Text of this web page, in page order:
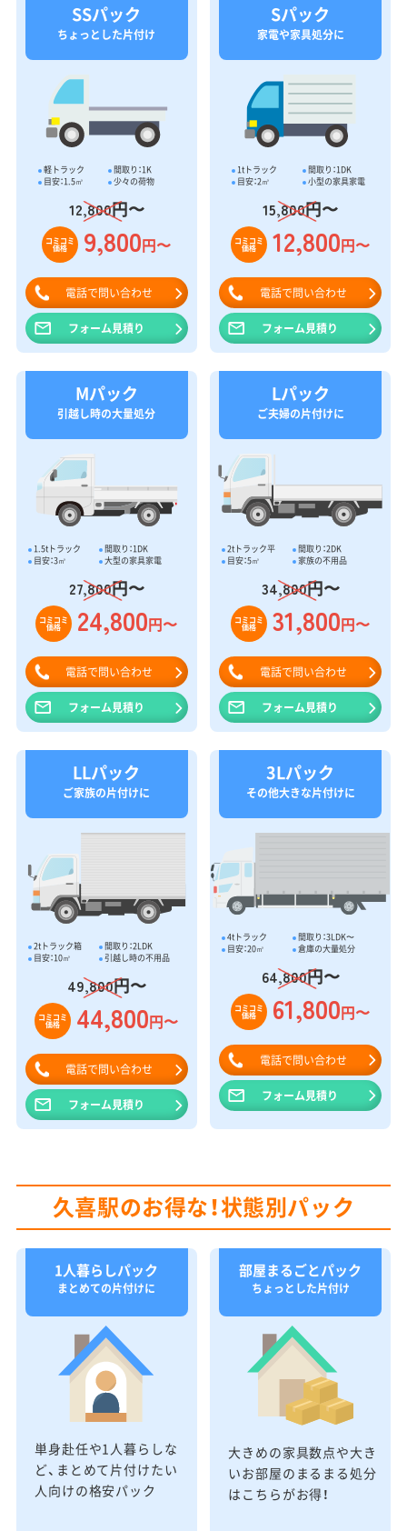
SSパック
ちょっとした片付け
軽トラック
間取り：1K
目安：1.5㎥
少々の荷物
12,800円〜
コミコミ
価格 9,800円〜
電話で問い合わせ
フォーム見積り
Sパック
家電や家具処分に
1tトラック
間取り：1DK
目安：2㎥
小型の家具家電
15,800円〜
コミコミ
価格 12,800円〜
電話で問い合わせ
フォーム見積り
Mパック
引越し時の大量処分
1.5tトラック
間取り：1DK
目安：3㎥
大型の家具家電
27,800円〜
コミコミ
価格 24,800円〜
電話で問い合わせ
フォーム見積り
Lパック
ご夫婦の片付けに
2tトラック平
間取り：2DK
目安：5㎥
家族の不用品
34,800円〜
コミコミ
価格 31,800円〜
電話で問い合わせ
フォーム見積り
LLパック
ご家族の片付けに
2tトラック箱
間取り：2LDK
目安：10㎥
引越し時の不用品
49,800円〜
コミコミ
価格 44,800円〜
電話で問い合わせ
フォーム見積り
3Lパック
その他大きな片付けに
4tトラック
間取り：3LDK〜
目安：20㎥
倉庫の大量処分
64,800円〜
コミコミ
価格 61,800円〜
電話で問い合わせ
フォーム見積り
久喜駅のお得な！状態別パック
1人暮らしパック
まとめての片付けに
単身赴任や1人暮らしな
ど、まとめて片付けたい
人向けの格安パック
部屋まるごとパック
ちょっとした片付け
大きめの家具数点や大き
いお部屋のまるまる処分
はこちらがお得！